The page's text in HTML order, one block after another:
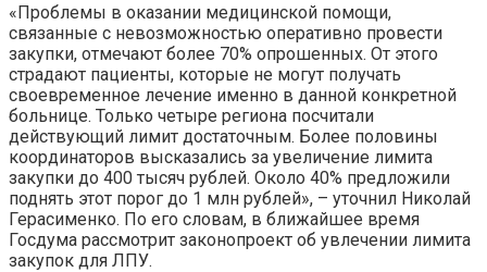
«Проблемы в оказании медицинской помощи,
связанные с невозможностью оперативно провести
закупки, отмечают более 70% опрошенных. От этого
страдают пациенты, которые не могут получать
своевременное лечение именно в данной конкретной
больнице. Только четыре региона посчитали
действующий лимит достаточным. Более половины
координаторов высказались за увеличение лимита
закупки до 400 тысяч рублей. Около 40% предложили
поднять этот порог до 1 млн рублей», – уточнил Николай
Герасименко. По его словам, в ближайшее время
Госдума рассмотрит законопроект об увлечении лимита
закупок для ЛПУ.